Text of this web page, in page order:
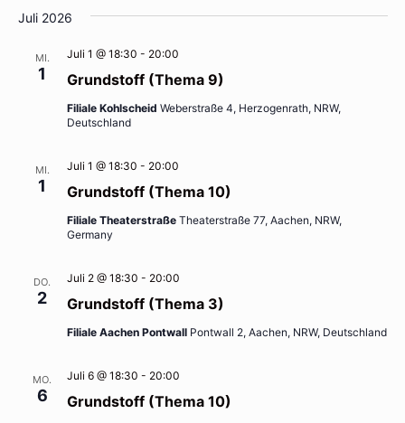
Juli 2026
MI.
1 Grundstoff (Thema 9)
Juli 1 @ 18:30 - 20:00
Filiale Kohlscheid Weberstraße 4, Herzogenrath, NRW,
Deutschland
MI.
1 Grundstoff (Thema 10)
Juli 1 @ 18:30 - 20:00
Filiale Theaterstraße Theaterstraße 77, Aachen, NRW,
Germany
DO.
2 Grundstoff (Thema 3)
Juli 2 @ 18:30 - 20:00
Filiale Aachen Pontwall Pontwall 2, Aachen, NRW, Deutschland
MO.
6 Grundstoff (Thema 10)
Juli 6 @ 18:30 - 20:00